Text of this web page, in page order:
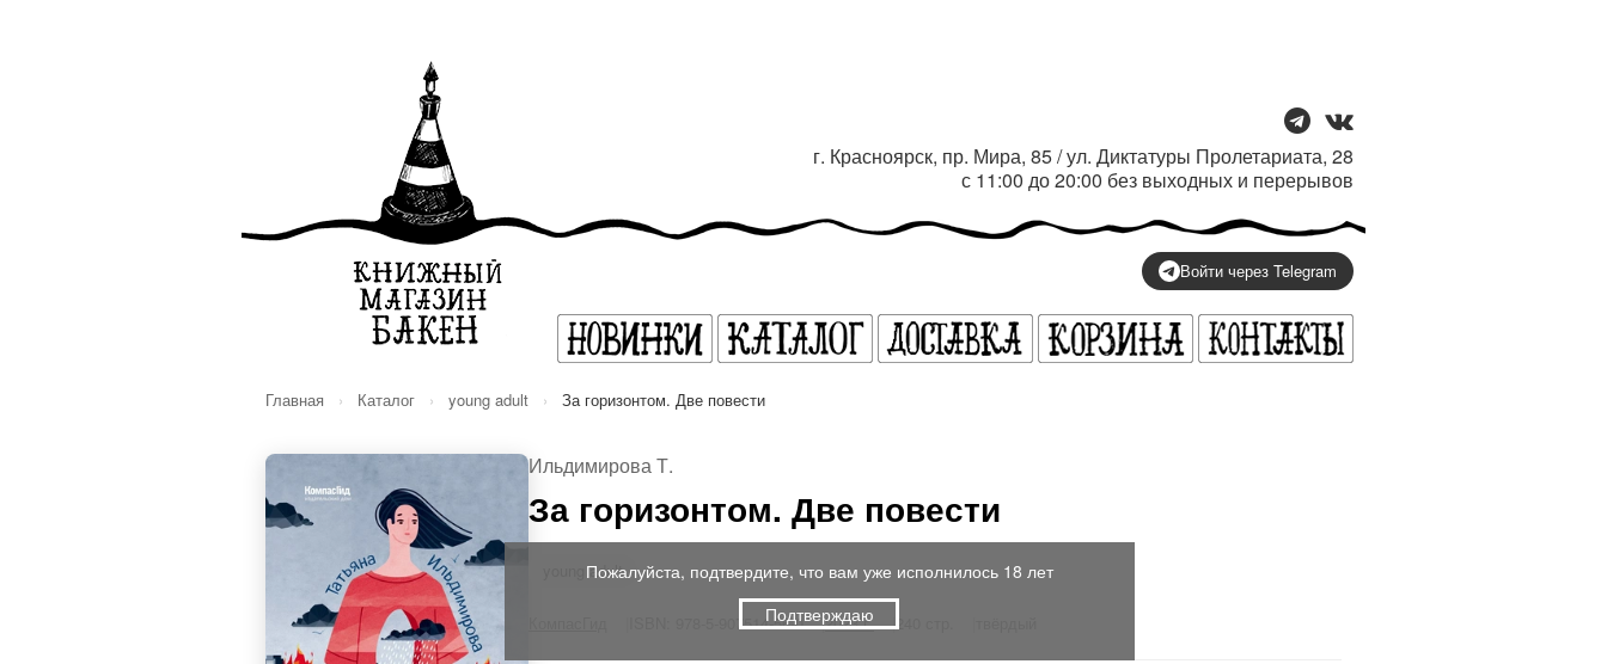
г. Красноярск, пр. Мира, 85 / ул. Диктатуры Пролетариата, 28
с 11:00 до 20:00 без выходных и перерывов
Войти через Telegram
Главная › Каталог › young adult › За горизонтом. Две повести
Ильдимирова Т.
За горизонтом. Две повести
young adult
ISBN: 978-5-907514-56-0 2023 г.
Пожалуйста, подтвердите, что вам уже исполнилось 18 лет
Подтверждаю